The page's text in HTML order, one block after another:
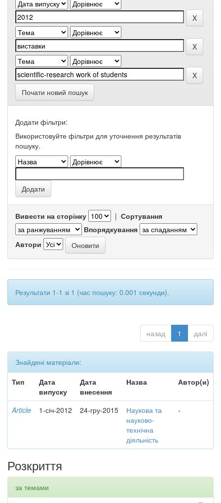
Почати новий пошук
Додати фільтри:
Використовуйте фільтри для уточнення результатів
пошуку.
Вивести на сторінку | Сортування
Впорядкування
Автори
Результати 1-1 зі 1 (час пошуку: 0.001 секунди).
назад 1 далі
Знайдені матеріали:
Тип
Дата
випуску
Дата
внесення
Назва Автор(и)
Article 1-січ-2012 24-гру-2015
Наукова та
науково-
технічна
діяльність
-
Розкриття
за темами